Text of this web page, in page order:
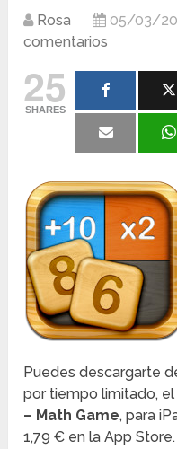
Rosa 05/03/
comentarios
25
SHARES
Puedes descargarte
por tiempo limitado,
– Math Game, para
1,79 € en la App